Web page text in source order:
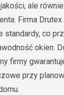
ale
Firma
co
okien.
firmy
przy